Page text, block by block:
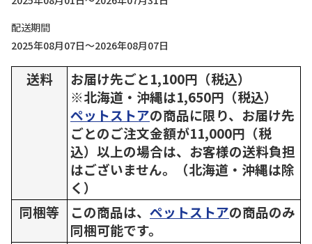
配送期間
2025年08月07日～2026年08月07日
送料
お届け先ごと1,100円（税込）
※北海道・沖縄は1,650円（税込）
ペットストアの商品に限り、お届け先
ごとのご注文金額が11,000円（税
込）以上の場合は、お客様の送料負担
はございません。（北海道・沖縄は除
く）
同梱等
この商品は、 ペットストアの商品のみ
同梱可能です。